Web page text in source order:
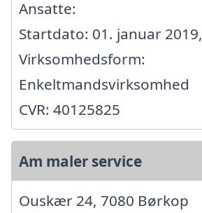
Ansatte:
Startdato: 01. januar 2019,
Virksomhedsform:
Enkeltmandsvirksomhed
CVR: 40125825
Am maler service
Ouskær 24, 7080 Børkop